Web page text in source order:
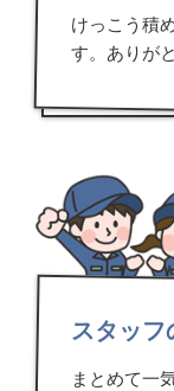
けっこう積
す。ありが
スタッフ
まとめて一